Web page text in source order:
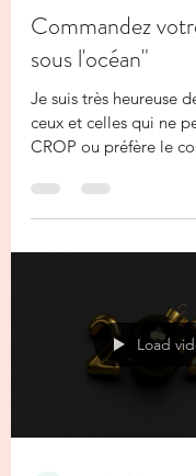
11 mars 2025
2
Commandez
sous l'océan"
Je suis très heureuse de proposer pour
CROP ou préfère le
...